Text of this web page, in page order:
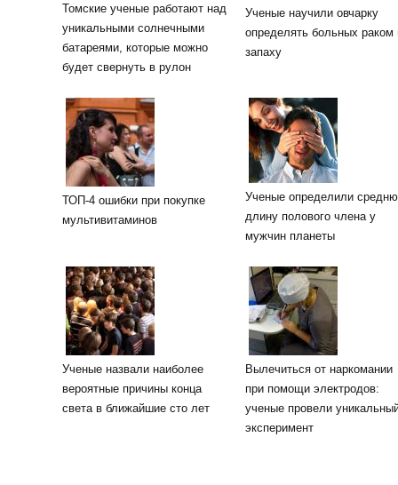
Томские ученые работают над
уникальными солнечными
батареями, которые можно
будет свернуть в рулон
Ученые научили овчарку
определять больных раком
запаху
ТОП-4 ошибки при покупке
мультивитаминов
Ученые определили
длину полового члена у
мужчин планеты
Ученые назвали наиболее
вероятные причины конца
света в ближайшие сто лет
Вылечиться от наркомании
при помощи электродов:
ученые провели
эксперимент